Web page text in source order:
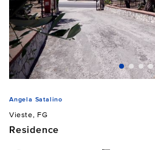
Angela Satalino
Vieste, FG
Residence